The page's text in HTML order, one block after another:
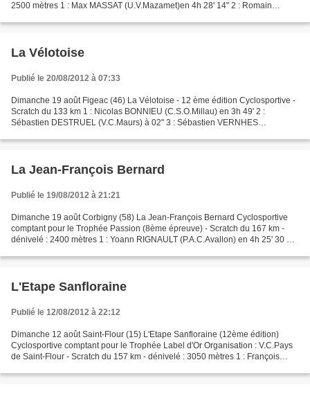
2500 mètres 1 : Max MASSAT (U.V.Mazamet)en 4h 28' 14" 2 : Romain
La Vélotoise
Publié le 20/08/2012 à 07:33
Dimanche 19 août Figeac (46) La Vélotoise - 12 ème édition Cyclosportive -
Scratch du 133 km 1 : Nicolas BONNIEU (C.S.O.Millau) en 3h 49' 2 :
Sébastien DESTRUEL (V.C.Maurs) à 02" 3 : Sébastien VERNHES
La Jean-François Bernard
Publié le 19/08/2012 à 21:21
Dimanche 19 août Corbigny (58) La Jean-François Bernard Cyclosportive
comptant pour le Trophée Passion (8ème épreuve) - Scratch du 167 km -
dénivelé : 2400 mètres 1 : Yoann RIGNAULT (P.A.C.Avallon) en 4h 25' 30 2 :
L'Etape Sanfloraine
Publié le 12/08/2012 à 22:12
Dimanche 12 août Saint-Flour (15) L'Etape Sanfloraine (12ème édition)
Cyclosportive comptant pour le Trophée Label d'Or Organisation : V.C.Pays
de Saint-Flour - Scratch du 157 km - dénivelé : 3050 mètres 1 : François